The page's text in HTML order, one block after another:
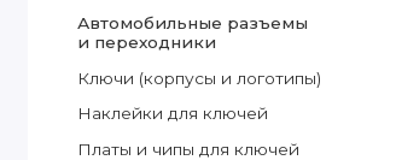
Автомобильные разъемы
и переходники
Ключи (корпусы и логотипы)
Наклейки для ключей
Платы и чипы для ключей